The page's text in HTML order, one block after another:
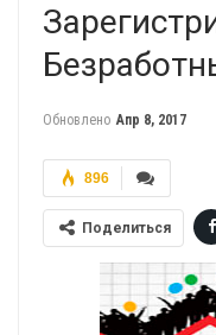
Обновлено Апр 8, 2017
896
Поделиться